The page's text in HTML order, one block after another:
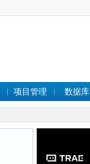
项目管理 数据库